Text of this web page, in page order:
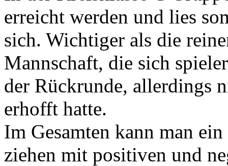
erreicht werden und lies
sich. Wichtiger als die
Mannschaft, die sich
der Rückrunde, allerdings
erhofft hatte.
Im Gesamten kann man
ziehen mit positiven und